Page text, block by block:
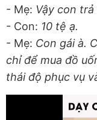
- Mẹ: Vậy con
- Con: 10 tệ ạ.
- Mẹ: Con gái à.
chỉ để mua đồ
thái độ phục vụ